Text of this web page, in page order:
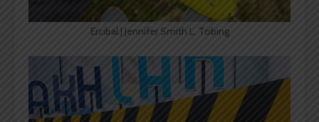
Ercibal | Jennifer Smith L. Tobing